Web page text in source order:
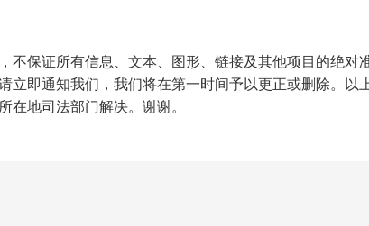
不保证所有信息、文本、图形、链接及其他项目的绝
立即通知我们，我们将在第一时间予以更正或删除。
地司法部门解决。谢谢。